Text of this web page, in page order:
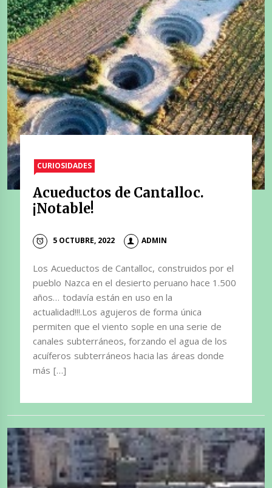
CURIOSIDADES
Acueductos de Cantalloc.
¡Notable!
5 OCTUBRE, 2022 ADMIN
Los Acueductos de Cantalloc, construidos por el
pueblo Nazca en el desierto peruano hace 1.500
años… todavía están en uso en la
actualidad!!!.Los agujeros de forma única
permiten que el viento sople en una serie de
canales subterráneos, forzando el agua de los
acuíferos subterráneos hacia las áreas donde
más […]